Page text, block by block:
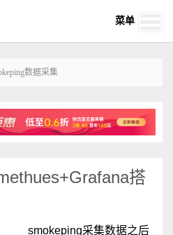
菜单
数据采集
搭
smokeping采集数据之后